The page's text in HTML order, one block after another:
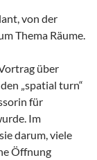
von der
Thema Räume.
über
„spatial turn“
für
Im
darum, viele
Öffnung